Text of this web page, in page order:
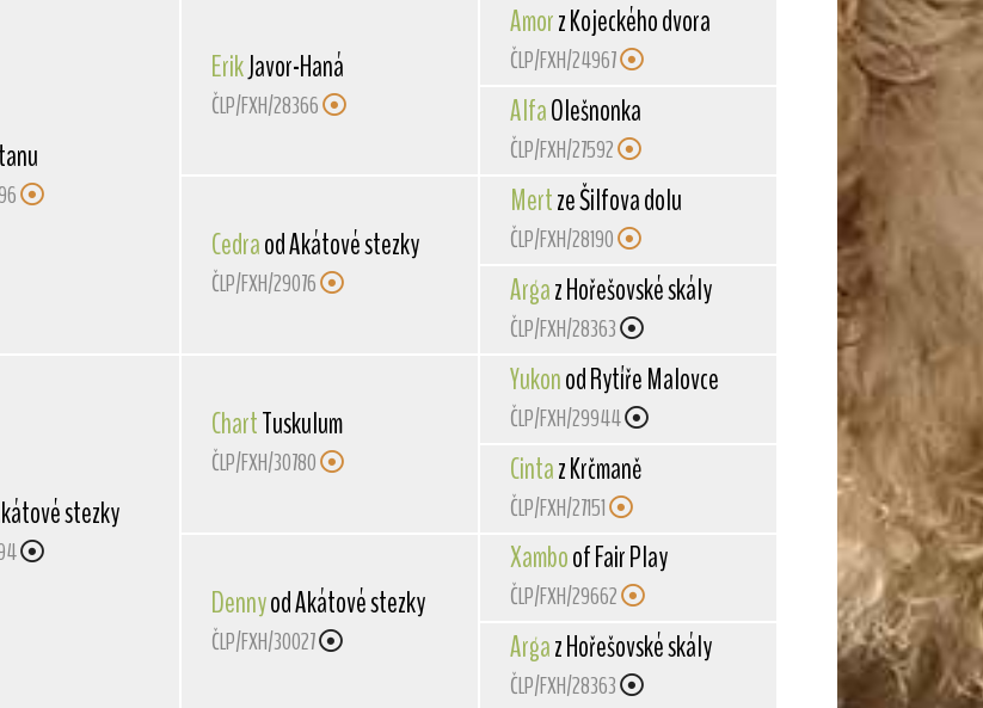
stezky
ErikJavor-Haná
ČLP/FXH/28366
Cedraod Akátové stezky
ČLP/FXH/29076
ChartTuskulum
ČLP/FXH/30780
Dennyod Akátové stezky
ČLP/FXH/30027
Amorz Kojeckého dvora
ČLP/FXH/24967
AlfaOlešnonka
ČLP/FXH/27592
Mertze Šilfova dolu
ČLP/FXH/28190
Argaz Hořešovské skály
ČLP/FXH/28363
Yukonod Rytíře Malovce
ČLP/FXH/29944
Cintaz Krčmaně
ČLP/FXH/27151
Xamboof Fair Play
ČLP/FXH/29662
Argaz Hořešovské skály
ČLP/FXH/28363